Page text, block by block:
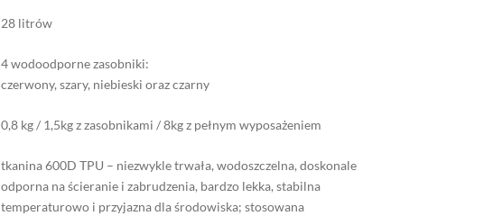
28 litrów
4 wodoodporne zasobniki:
czerwony, szary, niebieski oraz czarny
0,8 kg / 1,5kg z zasobnikami / 8kg z pełnym wyposażeniem
tkanina 600D TPU – niezwykle trwała, wodoszczelna, doskonale
odporna na ścieranie i zabrudzenia, bardzo lekka, stabilna
temperaturowo i przyjazna dla środowiska; stosowana